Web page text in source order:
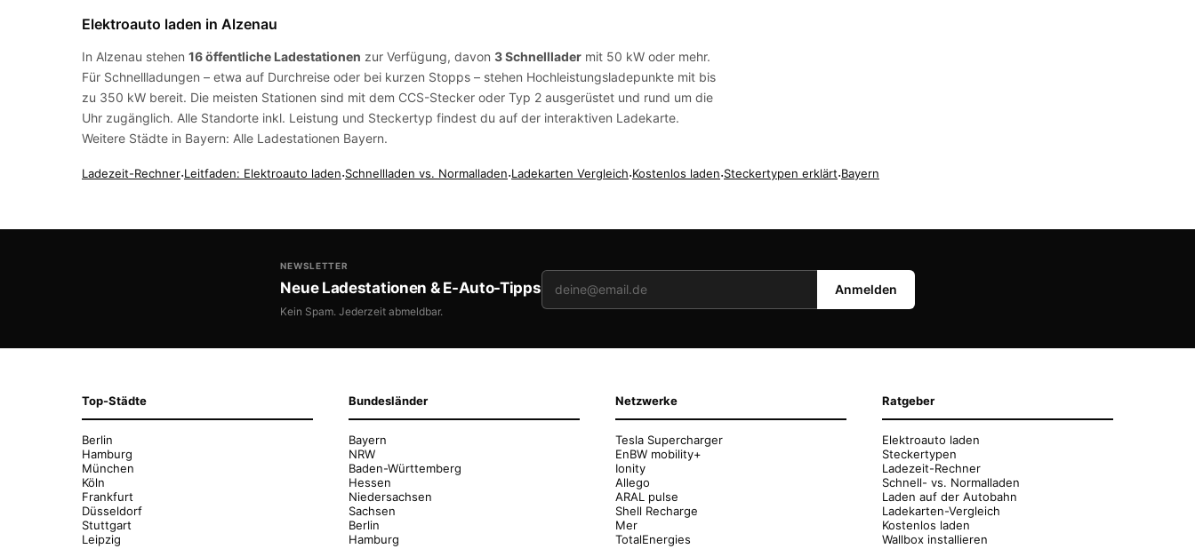
Elektroauto laden in Alzenau
In Alzenau stehen 16 öffentliche Ladestationen zur Verfügung, davon 3 Schnelllader mit 50 kW oder mehr.
Für Schnellladungen – etwa auf Durchreise oder bei kurzen Stopps – stehen Hochleistungsladepunkte mit bis
zu 350 kW bereit. Die meisten Stationen sind mit dem CCS-Stecker oder Typ 2 ausgerüstet und rund um die
Uhr zugänglich. Alle Standorte inkl. Leistung und Steckertyp findest du auf der interaktiven Ladekarte.
Weitere Städte in Bayern: Alle Ladestationen Bayern.
Ladezeit-Rechner·Leitfaden: Elektroauto laden·Schnellladen vs. Normalladen·Ladekarten Vergleich·Kostenlos laden·Steckertypen erklärt·Bayern
NEWSLETTER
Neue Ladestationen & E-Auto-Tipps
Kein Spam. Jederzeit abmeldbar.
Anmelden
Top-Städte
Berlin
Hamburg
München
Köln
Frankfurt
Düsseldorf
Stuttgart
Leipzig
Bundesländer
Bayern
NRW
Baden-Württemberg
Hessen
Niedersachsen
Sachsen
Berlin
Hamburg
Netzwerke
Tesla Supercharger
EnBW mobility+
Ionity
Allego
ARAL pulse
Shell Recharge
Mer
TotalEnergies
Ratgeber
Elektroauto laden
Steckertypen
Ladezeit-Rechner
Schnell- vs. Normalladen
Laden auf der Autobahn
Ladekarten-Vergleich
Kostenlos laden
Wallbox installieren